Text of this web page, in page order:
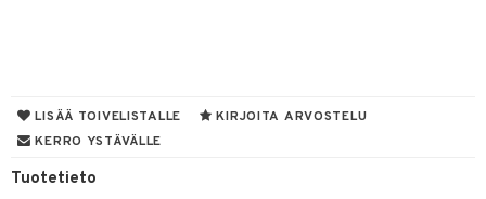
LISÄÄ TOIVELISTALLE
KIRJOITA ARVOSTELU
KERRO YSTÄVÄLLE
Tuotetieto
hoito
/ Kajaali
&
Set
shave balm